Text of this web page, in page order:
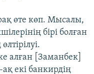
өте көп. Мысалы,
бірі болған
алған [Заманбек]
екі банкирдің